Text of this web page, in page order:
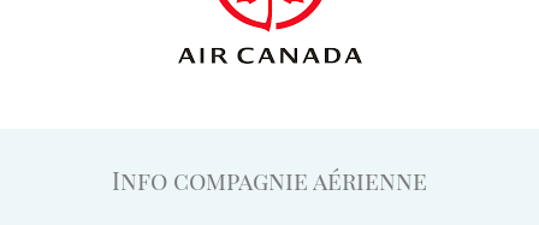
Info compagnie aérienne